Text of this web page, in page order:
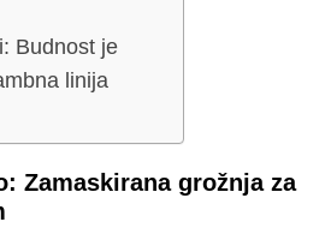
Budnost je
linija
Zamaskirana grožnja za